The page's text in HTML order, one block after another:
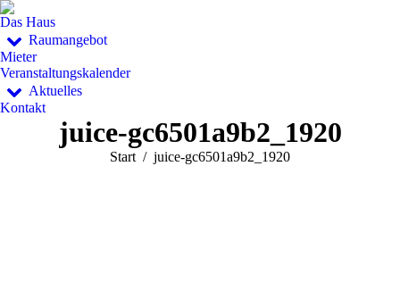
Das Haus
Raumangebot
Mieter
Veranstaltungskalender
Aktuelles
Kontakt
juice-gc6501a9b2_1920
Sie befinden sich hier:
Start juice-gc6501a9b2_1920